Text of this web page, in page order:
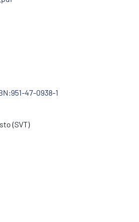
47-0938-1
(SVT)